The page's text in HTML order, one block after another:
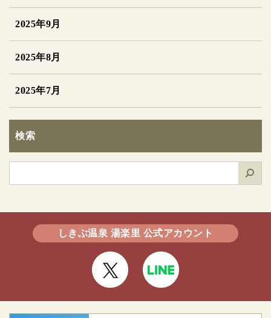
2025年9月
2025年8月
2025年7月
検索
しきぶ温泉 湯楽里 公式アカウント